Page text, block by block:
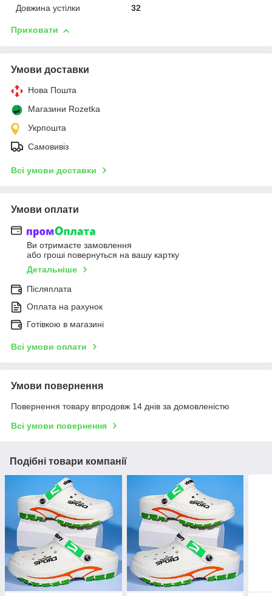
Довжина устілки 32
Приховати
Умови доставки
Нова Пошта
Магазини Rozetka
Укрпошта
Самовивіз
Всі умови доставки
Умови оплати
Ви отримаєте замовлення
або гроші повернуться на вашу картку
Детальніше
Післяплата
Оплата на рахунок
Готівкою в магазині
Всі умови оплати
Умови повернення
Повернення товару впродовж 14 днів за домовленістю
Всі умови повернення
Подібні товари компанії